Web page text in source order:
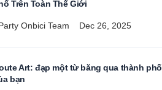
Trên Toàn Thế Giới
Onbici Team Dec 26, 2025
Art: đạp một từ băng qua thành phố
bạn